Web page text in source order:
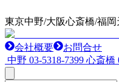
東京中野/大阪心斎橋/福
会社概要
お問合せ
中野 03-5318-7399 心斎橋